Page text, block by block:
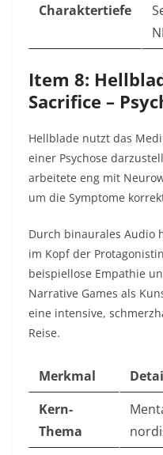
Charaktertiefe
Item 8:
Sacrifice –
Hellblade nutzt das
einer Psychose
arbeitete eng mit
um die Symptome
Durch binaurales Audio
im Kopf der
beispiellose Empathie
Narrative Games als
eine intensive,
Reise.
Merkmal
Kern-
Thema